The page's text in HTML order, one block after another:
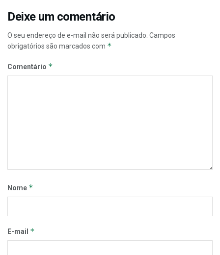
Deixe um comentário
O seu endereço de e-mail não será publicado. Campos
obrigatórios são marcados com *
Comentário *
Nome *
E-mail *